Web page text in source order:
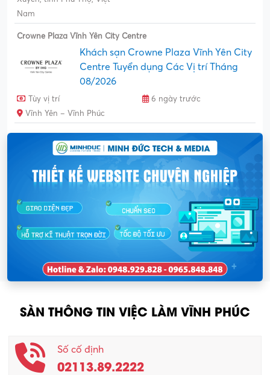
Nam
Crowne Plaza Vĩnh Yên City Centre
Khách sạn Crowne Plaza Vĩnh Yên City
Centre Tuyển dụng Các Vị trí Tháng
08/2026
Tùy vị trí
6 ngày trước
Vĩnh Yên – Vĩnh Phúc
SÀN THÔNG TIN VIỆC LÀM VĨNH PHÚC
Số cố định
02113.89.2222